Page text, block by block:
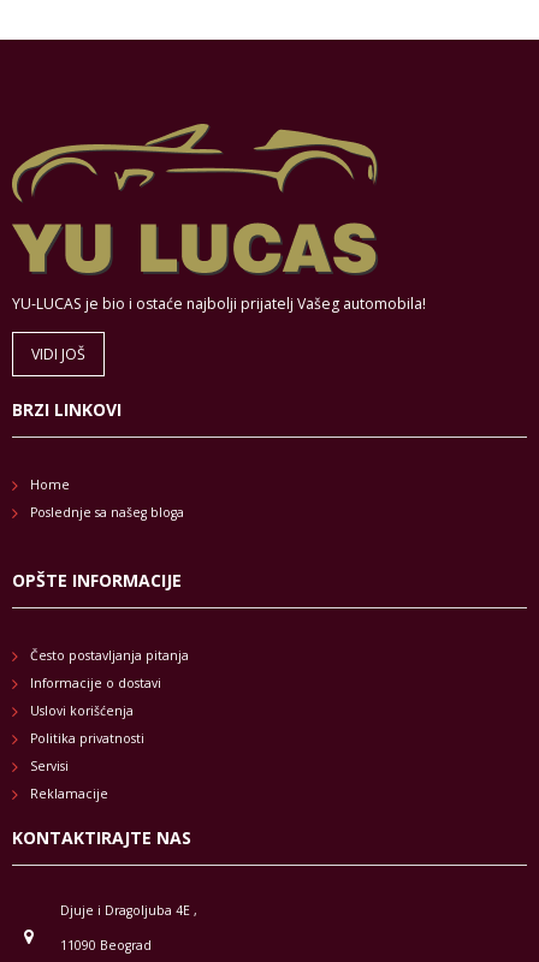
YU-LUCAS je bio i ostaće najbolji prijatelj Vašeg automobila!
VIDI JOŠ
BRZI LINKOVI
Home
Poslednje sa našeg bloga
OPŠTE INFORMACIJE
Često postavljanja pitanja
Informacije o dostavi
Uslovi korišćenja
Politika privatnosti
Servisi
Reklamacije
KONTAKTIRAJTE NAS
Djuje i Dragoljuba 4E ,
11090 Beograd